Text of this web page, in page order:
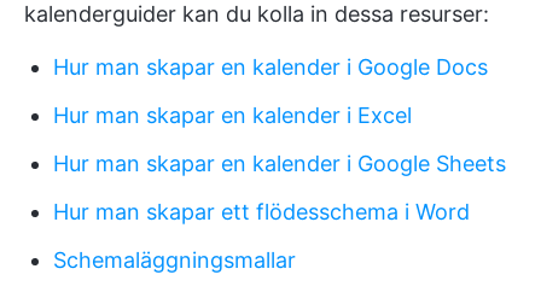
kalenderguider kan du kolla in dessa resurser:
Hur man skapar en kalender i Google Docs
Hur man skapar en kalender i Excel
Hur man skapar en kalender i Google Sheets
Hur man skapar ett flödesschema i Word
Schemaläggningsmallar